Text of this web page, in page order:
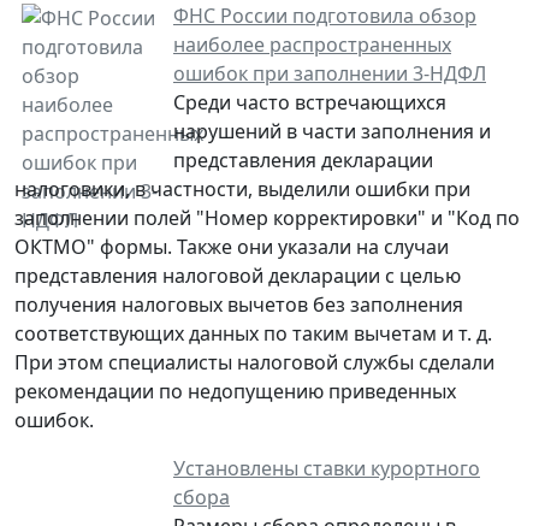
ФНС России подготовила обзор
наиболее распространенных
ошибок при заполнении 3-НДФЛ
Среди часто встречающихся
нарушений в части заполнения и
представления декларации
налоговики, в частности, выделили ошибки при
заполнении полей "Номер корректировки" и "Код по
ОКТМО" формы. Также они указали на случаи
представления налоговой декларации с целью
получения налоговых вычетов без заполнения
соответствующих данных по таким вычетам и т. д.
При этом специалисты налоговой службы сделали
рекомендации по недопущению приведенных
ошибок.
Установлены ставки курортного
сбора